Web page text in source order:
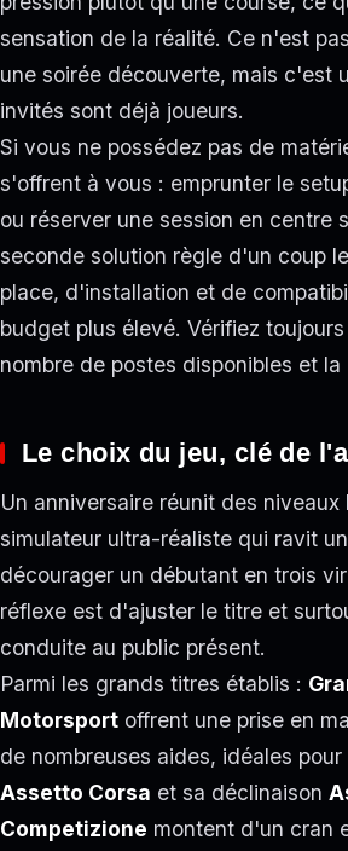
sensation de la réalité. Ce n'est
une soirée découverte, mais c'est
invités sont déjà joueurs.
Si vous ne possédez pas de
s'offrent à vous : emprunter le
ou réserver une session en centre
seconde solution règle d'un coup
place, d'installation et de
budget plus élevé. Vérifiez
nombre de postes disponibles et la
Le choix du jeu, clé de
Un anniversaire réunit des
simulateur ultra-réaliste qui ravit
décourager un débutant en trois
réflexe est d'ajuster le titre et
conduite au public présent.
Parmi les grands titres établis :
Motorsport offrent une prise en
de nombreuses aides, idéales
Assetto Corsa et sa déclinaison
Competizione montent d'un cran